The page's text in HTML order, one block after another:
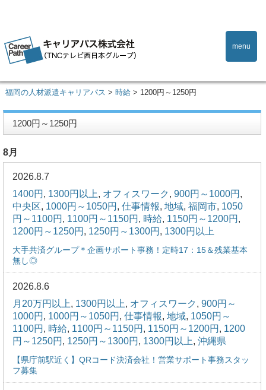
menu
福岡の人材派遣キャリアパス > 時給> 1200円～1250円
1200円～1250円
8月
2026.8.7
1400円 , 1300円以上, オフィスワーク , 900円～1000円 ,
中央区, 1000円～1050円 , 仕事情報, 地域, 福岡市, 1050
円～1100円 , 1100円～1150円 , 時給, 1150円～1200円 ,
1200円～1250円 , 1250円～1300円 , 1300円以上
大手共済グループ＊企画サポート事務！定時17：15＆残業基本
無し◎
2026.8.6
月20万円以上, 1300円以上, オフィスワーク , 900円～
1000円 , 1000円～1050円 , 仕事情報, 地域, 1050円～
1100円 , 時給, 1100円～1150円 , 1150円～1200円 , 1200
円～1250円 , 1250円～1300円 , 1300円以上, 沖縄県
【県庁前駅近く】QRコード決済会社！営業サポート事務スタッ
フ募集